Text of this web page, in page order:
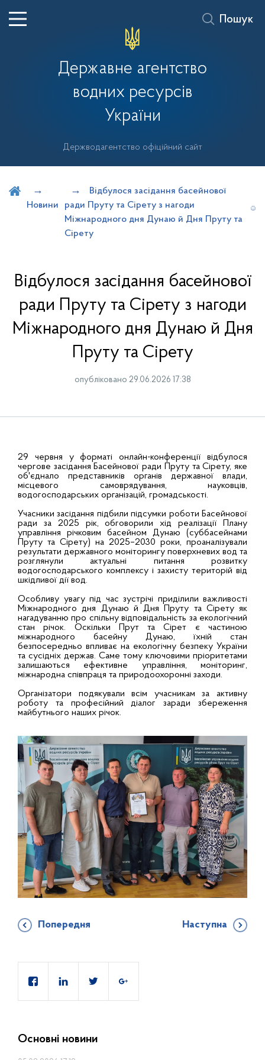
Державне агентство
водних ресурсів
України
Держводагентство офіційний сайт
Пошук
Новини
Відбулося засідання басейнової
ради Пруту та Сірету з нагоди
Міжнародного дня Дунаю й Дня Пруту та
Сірету
Відбулося засідання басейнової
ради Пруту та Сірету з нагоди
Міжнародного дня Дунаю й Дня
Пруту та Сірету
опубліковано 29.06.2026 17:38
29 червня у форматі онлайн-конференції відбулося
чергове засідання Басейнової ради Пруту та Сірету, яке
об'єднало представників органів державної влади,
місцевого самоврядування, науковців,
водогосподарських організацій, громадськості.
Учасники засідання підбили підсумки роботи Басейнової
ради за 2025 рік, обговорили хід реалізації Плану
управління річковим басейном Дунаю (суббасейнами
Пруту та Сірету) на 2025–2030 роки, проаналізували
результати державного моніторингу поверхневих вод та
розглянули актуальні питання розвитку
водогосподарського комплексу і захисту територій від
шкідливої дії вод.
Особливу увагу під час зустрічі приділили важливості
Міжнародного дня Дунаю й Дня Пруту та Сірету як
нагадуванню про спільну відповідальність за екологічний
стан річок. Оскільки Прут та Сірет є частиною
міжнародного басейну Дунаю, їхній стан
безпосередньо впливає на екологічну безпеку України
та сусідніх держав. Саме тому ключовими пріоритетами
залишаються ефективне управління, моніторинг,
міжнародна співпраця та природоохоронні заходи.
Організатори подякували всім учасникам за активну
роботу та професійний діалог заради збереження
майбутнього наших річок.
Попередня Наступна
Основні новини